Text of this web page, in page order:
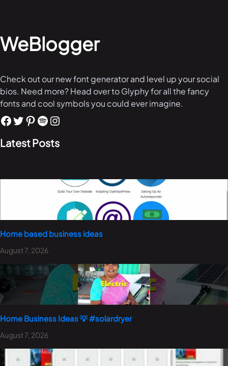
WeBlogger
Check out our new font generator and level up your social
bios. Need more? Head over to Glyphy for all the fancy
fonts and cool symbols you could ever imagine.
Latest Posts
Home based business ideas
August 7, 2026
Home Business Ideas 💡 #solardryer
August 7, 2026